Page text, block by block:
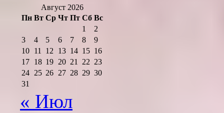
Август 2026
Пн Вт Ср Чт Пт Сб Вс
1
2
3
4 5 6 7 8
9
10 11 12 13 14 15 16
17 18 19 20 21 22 23
24 25 26 27 28 29 30
31
« Июл